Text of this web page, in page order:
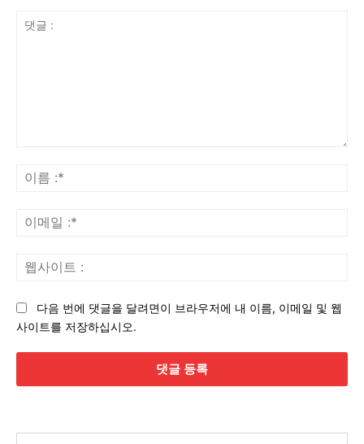
글
다음 번에 댓글을 달려면이 브라우저에 내 이름, 이메일 및 웹
사이트를 저장하십시오.